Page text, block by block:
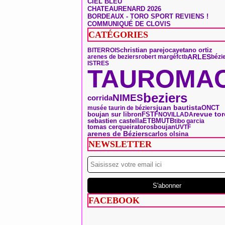
CHATEAURENARD 2026
BORDEAUX - TORO SPORT REVIENS !
COMMUNIQUÉ DE CLOVIS
CATÉGORIES
BITERROISchristian parejocayetano ortiz
arenes de beziersrobert margéfctbARLES
ISTRES
corridaNIMESbeziers
musée taurin de béziersjuan bautistaONCT
boujan sur libronFSTFNOVILLADArevue
sebastien castellaETBMUTBtibo garcia
tomas cerqueiratorosboujanUVTF
arenes de Bézierscarlos olsina
NEWSLETTER
FACEBOOK